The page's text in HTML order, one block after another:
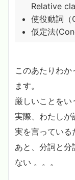
Relative
使役動詞
仮定法
このあたりわ
ます。
厳しいことをい
実際、わたしが
実を言っている
あと、分詞と
ない 。。。